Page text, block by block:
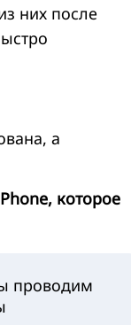
них после
а
которое
проводим